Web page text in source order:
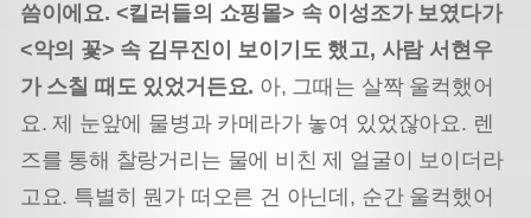
씀이에요. <킬러들의 쇼핑몰> 속 이성조가 보였다가
<악의 꽃> 속 김무진이 보이기도 했고, 사람 서현우
가 스칠 때도 있었거든요. 아, 그때는 살짝 울컥했어
요. 제 눈앞에 물병과 카메라가 놓여 있었잖아요. 렌
즈를 통해 찰랑거리는 물에 비친 제 얼굴이 보이더라
고요. 특별히 뭔가 떠오른 건 아닌데, 순간 울컥했어